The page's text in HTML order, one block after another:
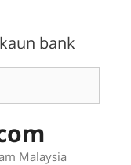
bank
Malaysia